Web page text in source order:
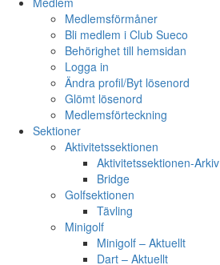
Medlemsförmåner
Bli medlem i Club Sueco
Behörighet till hemsidan
Logga in
Ändra profil/Byt lösenord
Glömt lösenord
Medlemsförteckning
Sektioner
Aktivitetssektionen
Aktivitetssektionen-Arkiv
Bridge
Golfsektionen
Tävling
Minigolf
Minigolf – Aktuellt
Dart – Aktuellt